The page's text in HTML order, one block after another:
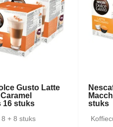
Gusto Latte
16 stuks
+ 8 stuks
stuks